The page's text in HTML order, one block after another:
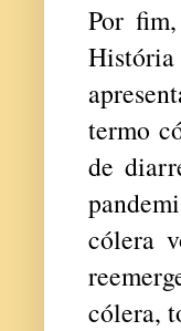
Por
termo
de
cólera
cólera,